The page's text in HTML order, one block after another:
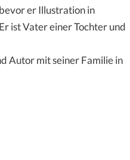
er Illustration in
ist Vater einer Tochter und
Autor mit seiner Familie in